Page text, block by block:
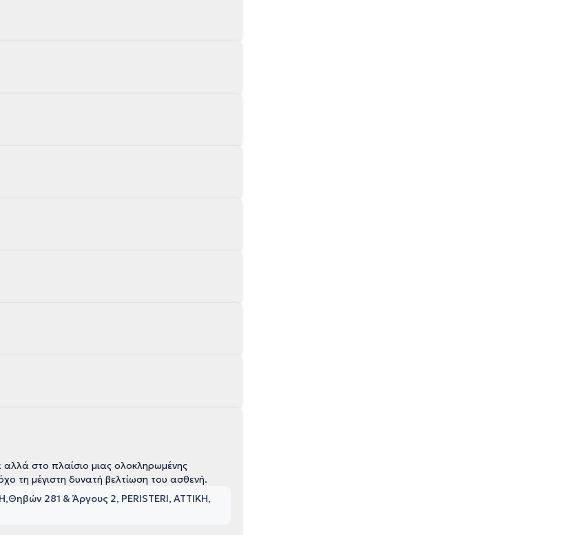
στο πλαίσιο μιας ολοκληρωμένης
τη μέγιστη δυνατή βελτίωση του ασθενή.
Θηβών 281 & Άργους 2, PERISTERI, ΑΤΤΙΚΗ